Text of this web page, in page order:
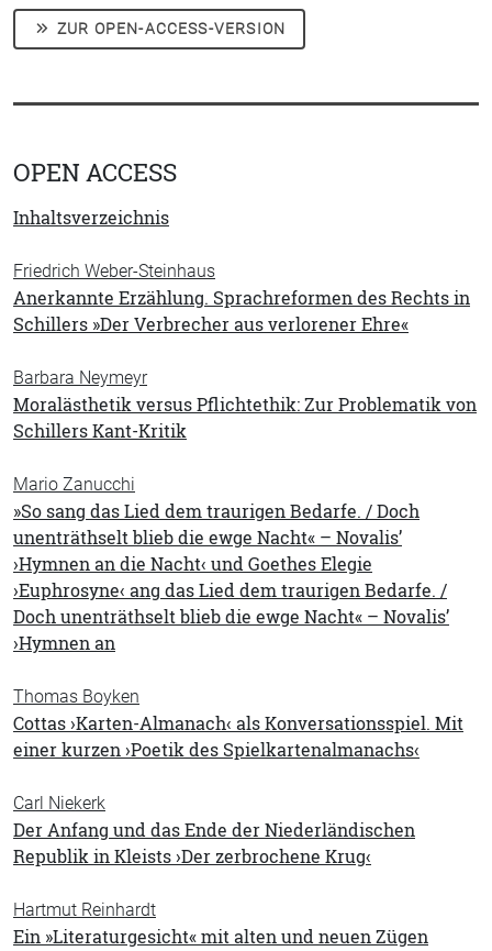
ZUR OPEN-ACCESS-VERSION
OPEN ACCESS
Inhaltsverzeichnis
Friedrich Weber-Steinhaus
Anerkannte Erzählung. Sprachreformen des Rechts in
Schillers »Der Verbrecher aus verlorener Ehre«
Barbara Neymeyr
Moralästhetik versus Pflichtethik: Zur Problematik von
Schillers Kant-Kritik
Mario Zanucchi
»So sang das Lied dem traurigen Bedarfe. / Doch
unenträthselt blieb die ewge Nacht« – Novalis’
›Hymnen an die Nacht‹ und Goethes Elegie
›Euphrosyne‹ ang das Lied dem traurigen Bedarfe. /
Doch unenträthselt blieb die ewge Nacht« – Novalis’
›Hymnen an
Thomas Boyken
Cottas ›Karten-Almanach‹ als Konversationsspiel. Mit
einer kurzen ›Poetik des Spielkartenalmanachs‹
Carl Niekerk
Der Anfang und das Ende der Niederländischen
Republik in Kleists ›Der zerbrochene Krug‹
Hartmut Reinhardt
Ein »Literaturgesicht« mit alten und neuen Zügen